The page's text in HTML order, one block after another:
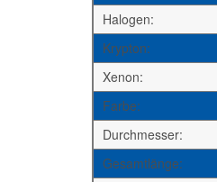
Halogen:
Krypton:
Xenon:
Farbe:
Durchmesser:
Gesamtlänge: